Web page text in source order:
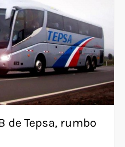
de Tepsa, rumbo